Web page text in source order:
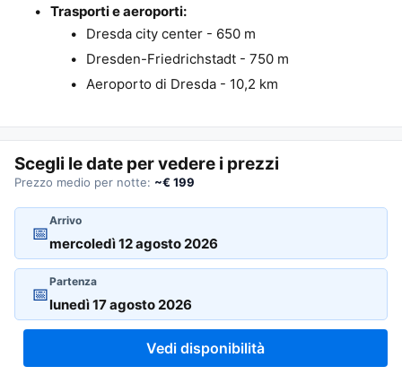
Trasporti e aeroporti:
Dresda city center - 650 m
Dresden-Friedrichstadt - 750 m
Aeroporto di Dresda - 10,2 km
Scegli le date per vedere i prezzi
Prezzo medio per notte: ~€ 199
📅
Arrivo
📅
Partenza
Vedi disponibilità